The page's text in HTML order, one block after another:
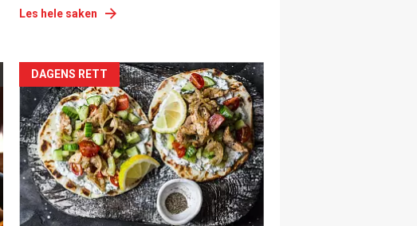
Les hele saken
Forsiden
akkurat
nå
-
6
DAGENS RETT